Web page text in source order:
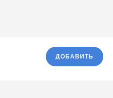
ДОБАВИТЬ